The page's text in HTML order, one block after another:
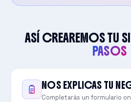
ASÍ CREAREMOS TU
PASOS
NOS EXPLICAS TU
Completarás un formulario